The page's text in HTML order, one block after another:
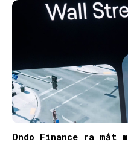
Ondo Finance ra mắt